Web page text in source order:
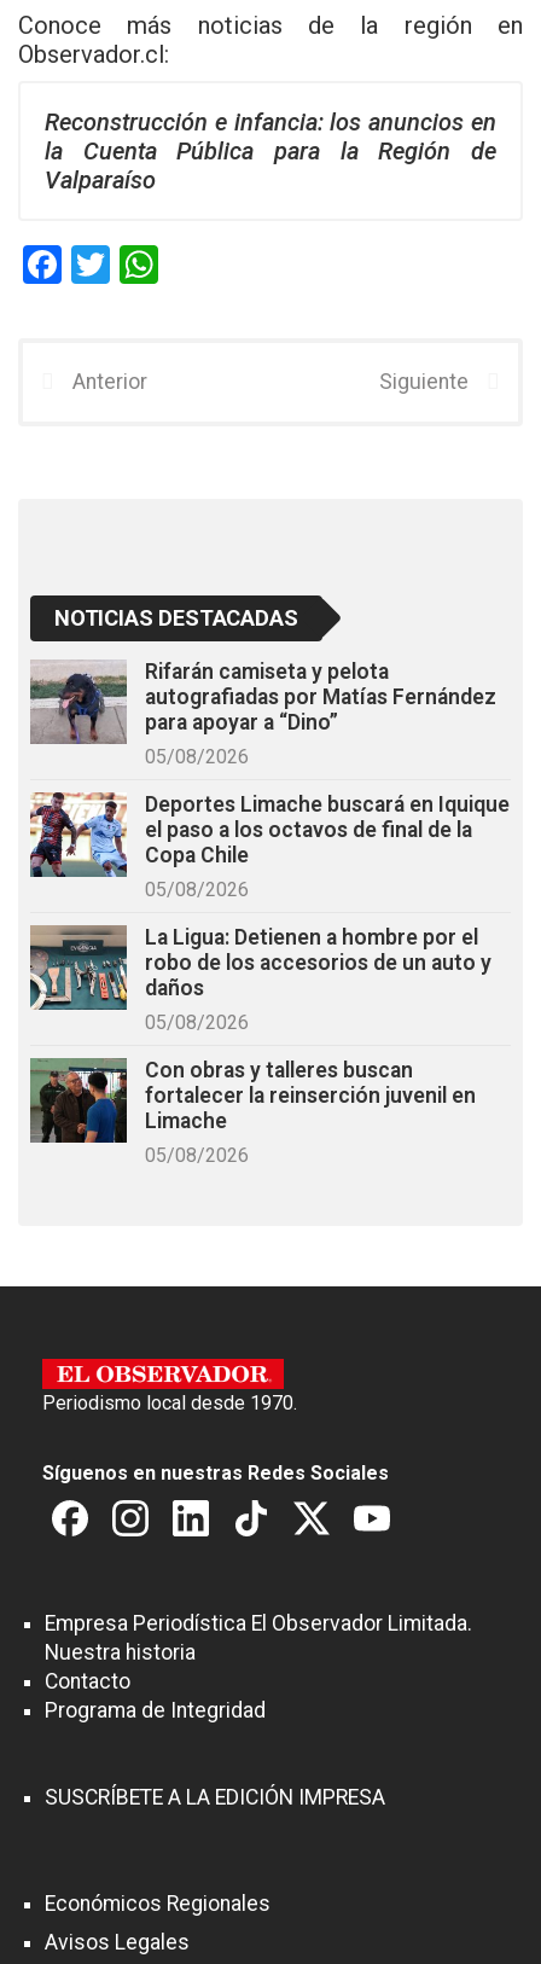
Conoce más noticias de la región en
Observador.cl:
Reconstrucción e infancia: los anuncios en
la Cuenta Pública para la Región de
Valparaíso
F
b
T
er
Anterior Siguiente
NOTICIAS DESTACADAS
Rifarán camiseta y pelota
autografiadas por Matías Fernández
para apoyar a “Dino”
05/08/2026
Deportes Limache buscará en Iquique
el paso a los octavos de final de la
Copa Chile
05/08/2026
La Ligua: Detienen a hombre por el
robo de los accesorios de un auto y
daños
05/08/2026
Con obras y talleres buscan
fortalecer la reinserción juvenil en
Limache
05/08/2026
Periodismo local desde 1970.
Síguenos en nuestras Redes Sociales
Empresa Periodística El Observador Limitada.
Nuestra historia
Contacto
Programa de Integridad
SUSCRÍBETE A LA EDICIÓN IMPRESA
Económicos Regionales
Avisos Legales